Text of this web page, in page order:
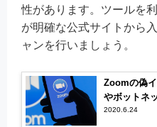
性があります。ツールを
が明確な公式サイトから
ャンを行いましょう。
Zoomの偽
やボットネ
2020.6.24